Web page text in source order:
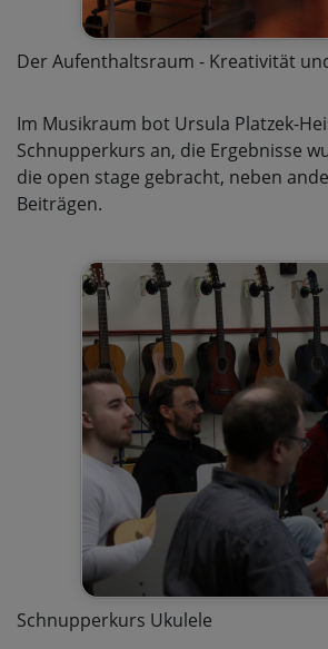
Der Aufenthaltsraum - Kreativität
Im Musikraum bot Ursula Platzek-
Schnupperkurs an, die Ergebnisse
die open stage gebracht, neben
Beiträgen.
Schnupperkurs Ukulele